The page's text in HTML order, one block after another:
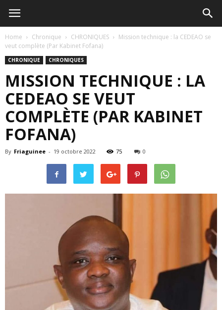
Home Chronique CHRONIQUES
Mission technique : la CEDEAO se
veut complète (Par Kabinet Fofana)
CHRONIQUE CHRONIQUES
MISSION TECHNIQUE : LA
CEDEAO SE VEUT
COMPLÈTE (PAR KABINET
FOFANA)
By Friaguinee - 19 octobre 2022 75 0